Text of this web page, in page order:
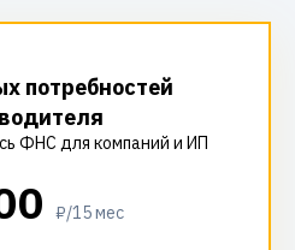
потребностей
ФНС для компаний и ИП
₽/15 мес